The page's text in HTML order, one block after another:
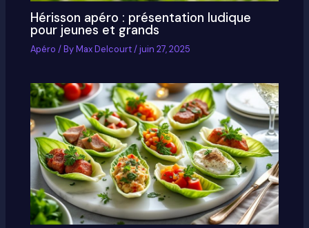
Hérisson apéro : présentation ludique
pour jeunes et grands
Apéro / ByMax Delcourt/juin 27, 2025